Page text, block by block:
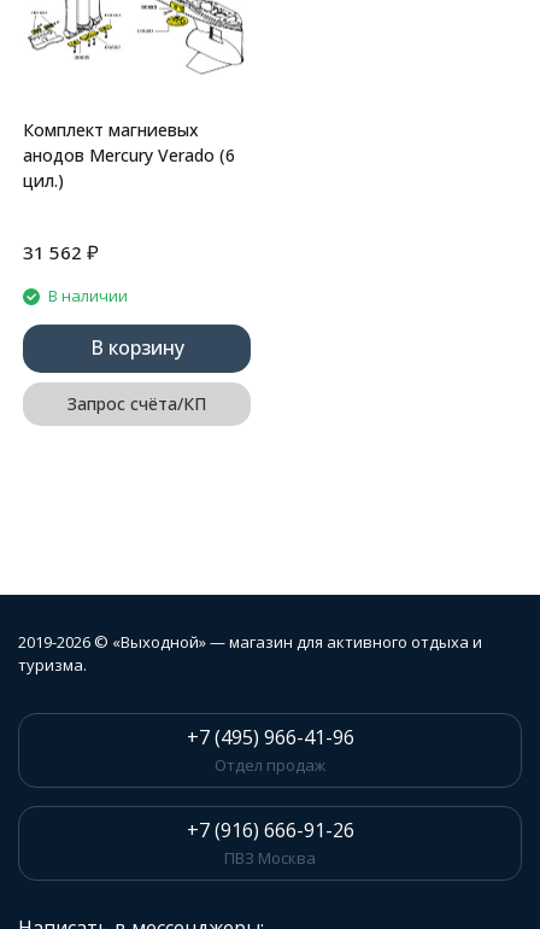
Комплект магниевых
анодов Mercury Verado (6
цил.)
31 562 ₽
В наличии
В корзину
Запрос счёта/КП
2019-2026 © «Выходной» — магазин для активного отдыха и
туризма.
+7 (495) 966-41-96
Отдел продаж
+7 (916) 666-91-26
ПВЗ Москва